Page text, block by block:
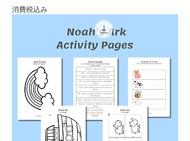
消費税込み